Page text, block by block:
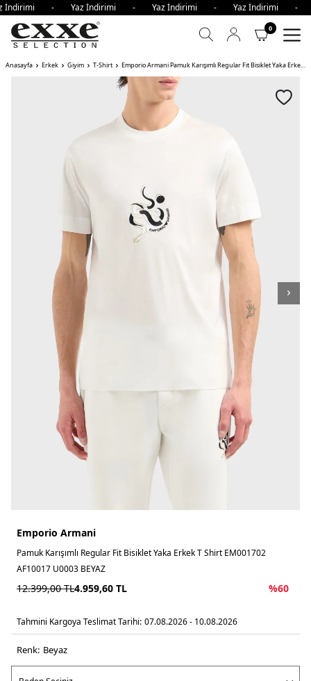
- Yaz İndirimi - Yaz İndirimi - Yaz
0
Anasayfa Erkek Giyim T-Shirt Emporio Armani Pamuk Karışımlı Regular Fit Bisiklet Yaka Erkek T Shirt
Emporio Armani
Pamuk Karışımlı Regular Fit Bisiklet Yaka Erkek T Shirt EM001702
AF10017 U0003 BEYAZ
12.399,00TL4.959,60 TL %60
Tahmini Kargoya Teslimat Tarihi: 07.08.2026 - 10.08.2026
Renk: beyaz